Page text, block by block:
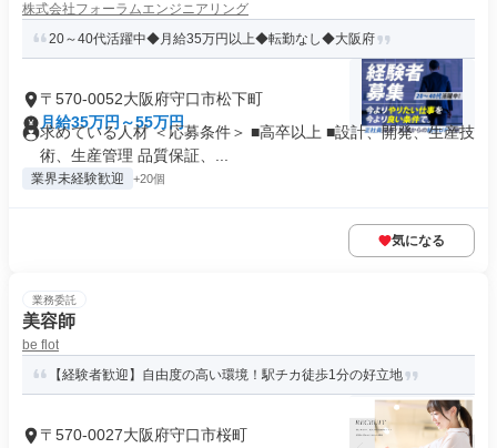
株式会社フォーラムエンジニアリング
20～40代活躍中◆月給35万円以上◆転勤なし◆大阪府
〒570-0052大阪府守口市松下町
月給35万円～55万円
求めている人材 ＜応募条件＞ ■高卒以上 ■設計、開発、生産技
術、生産管理 品質保証、...
業界未経験歓迎 +20個
気になる
業務委託
美容師
be flot
【経験者歓迎】自由度の高い環境！駅チカ徒歩1分の好立地
〒570-0027大阪府守口市桜町